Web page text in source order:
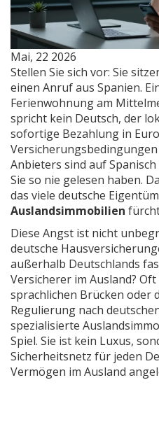
Mai, 22 2026
Stellen Sie sich vor: Sie
einen Anruf aus Spanien.
Ferienwohnung am
spricht kein Deutsch, der
sofortige Bezahlung in
Anbieters sind auf
Sie so nie gelesen haben.
das viele deutsche
Auslandsimmobilien
Diese Angst ist nicht
deutsche
außerhalb Deutschlands
Versicherer im Ausland?
sprachlichen Brücken oder
Regulierung nach
spezialisierte
Spiel. Sie ist kein Luxus,
Sicherheitsnetz für jeden
Vermögen im Ausland